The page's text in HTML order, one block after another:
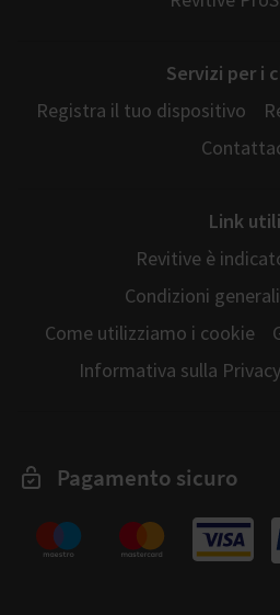
Servizi per i
Registra il tuo dispositivo
Link utili
Revitive è
Condizioni
Come utilizziamo i cookie
Informativa sulla Privacy
Pagamento sicuro